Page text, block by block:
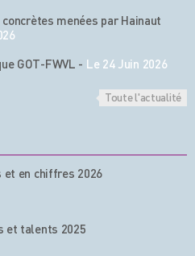
menées par Hainaut
GOT-FWVL - Le 24 Juin 2026
Toute l'actualité
et en chiffres 2026
et talents 2025